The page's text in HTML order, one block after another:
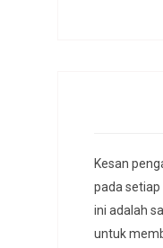
Kesan
pada setiap
ini adalah
untuk